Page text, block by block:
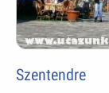
Szentendre